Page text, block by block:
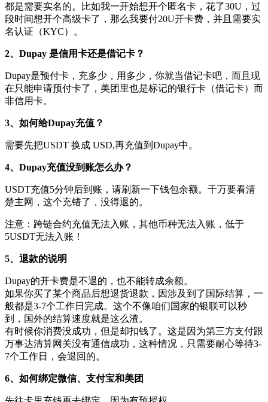
都是需要实名的。比如我一开始想开个匿名卡，花了30U，过
段时间想开个高级卡了，那么我要付20U开卡费，并且需要实
名认证（KYC）。
2、Dupay 是信用卡还是借记卡？
Dupay是预付卡，充多少，用多少，你就当借记卡吧，而且现
在只能申请预付卡了，美团里也是标记的银行卡（借记卡）而
非信用卡。
3、如何给Dupay充值？
需要先把USDT 换成 USD,再充值到Dupay中。
4、Dupay充值没到账怎么办？
USDT充值5分钟后到账，请刷新一下钱包余额。千万要看清
楚主网，这个充错了，没得退的。
注意：跨链合约充值无法入账，其他币种无法入账，低于
5USDT无法入账！
5、退款的说明
Dupay的开卡费是不退的，也不能转成余额。
如果你买了某个商品后想退货退款，因涉及到了国际结算，一
般都是3-7个工作日完成。这个不像咱们国家的银联可以秒
到，国外的结算速度就是这么渣。
有时候你消费没成功，但是却扣钱了。这是因为第三方支付跟
万事达清算网关没有通信成功，这种情况，只需要耐心等待3-
7个工作日，会退回的。
6、如何绑定微信、支付宝和美团